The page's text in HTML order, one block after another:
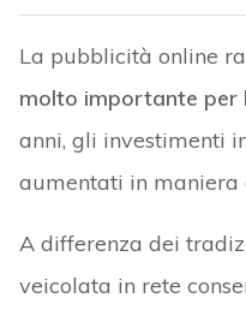
La pubblicità online
molto importante per
anni, gli investimenti
aumentati in maniera
A differenza dei
veicolata in rete